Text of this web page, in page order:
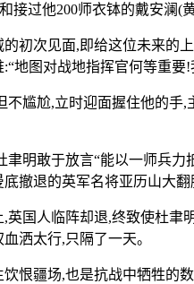
接过他200师衣钵的戴安澜(
初次见面,即给这位未来的
地图对战地指挥官何等重
不尴尬,立时迎面握住他的手
聿明敢于放言“能以一师兵
撤退的英军名将亚历山大
英国人临阵却退,终致使杜聿
洒太行,只隔了一天。
饮恨疆场,也是抗战中牺牲的